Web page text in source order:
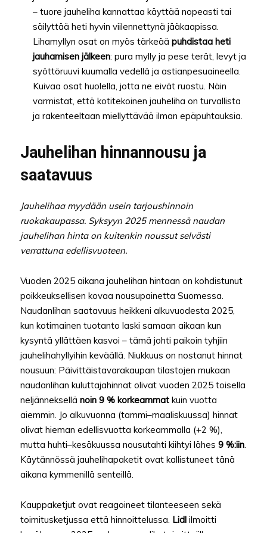
– tuore jauheliha kannattaa käyttää nopeasti tai
säilyttää heti hyvin viilennettynä jääkaapissa.
Lihamyllyn osat on myös tärkeää puhdistaa heti
jauhamisen jälkeen: pura mylly ja pese terät, levyt ja
syöttöruuvi kuumalla vedellä ja astianpesuaineella.
Kuivaa osat huolella, jotta ne eivät ruostu. Näin
varmistat, että kotitekoinen jauheliha on turvallista
ja rakenteeltaan miellyttävää ilman epäpuhtauksia.
Jauhelihan hinnannousu ja
saatavuus
Jauhelihaa myydään usein tarjoushinnoin
ruokakaupassa. Syksyyn 2025 mennessä naudan
jauhelihan hinta on kuitenkin noussut selvästi
verrattuna edellisvuoteen.
Vuoden 2025 aikana jauhelihan hintaan on kohdistunut
poikkeuksellisen kovaa nousupainetta Suomessa.
Naudanlihan saatavuus heikkeni alkuvuodesta 2025,
kun kotimainen tuotanto laski samaan aikaan kun
kysyntä yllättäen kasvoi – tämä johti paikoin tyhjiin
jauhelihahyllyihin keväällä. Niukkuus on nostanut hinnat
nousuun: Päivittäistavarakaupan tilastojen mukaan
naudanlihan kuluttajahinnat olivat vuoden 2025 toisella
neljänneksellä noin 9 % korkeammat kuin vuotta
aiemmin. Jo alkuvuonna (tammi–maaliskuussa) hinnat
olivat hieman edellisvuotta korkeammalla (+2 %),
mutta huhti–kesäkuussa nousutahti kiihtyi lähes 9 %:iin
Käytännössä jauhelihapaketit ovat kallistuneet tänä
aikana kymmenillä senteillä.
Kauppaketjut ovat reagoineet tilanteeseen sekä
toimitusketjussa että hinnoittelussa. Lidl ilmoitti